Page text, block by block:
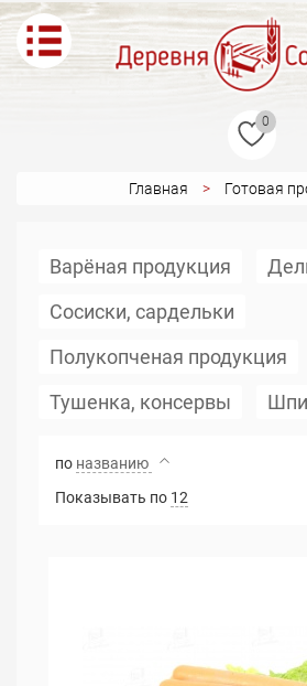
0
Главная Готовая
Варёная продукция
Сосиски, сардельки
Полукопченая продукция
Тушенка, консервы
по названию
Показывать по 12